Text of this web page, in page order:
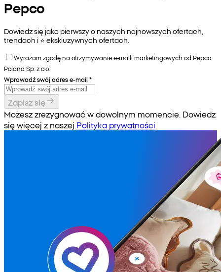
Pepco
Dowiedz się jako pierwszy o naszych najnowszych ofertach,
trendach i ⭐️ ekskluzywnych ofertach.
Wyrażam zgodę na otrzymywanie e-maili marketingowych od Pepco
Poland Sp. z o.o.
Wprowadź swój adres e-mail *
Zapisz się
Możesz zrezygnować w dowolnym momencie. Dowiedz
się więcej z naszej Polityka prywatności